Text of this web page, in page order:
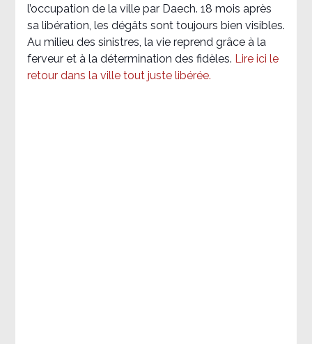
l’occupation de la ville par Daech. 18 mois après
sa libération, les dégâts sont toujours bien visibles.
Au milieu des sinistres, la vie reprend grâce à la
ferveur et à la détermination des fidèles. Lire ici le
retour dans la ville tout juste libérée.